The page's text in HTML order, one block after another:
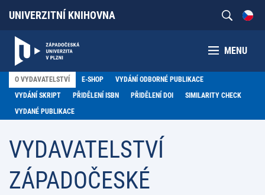
UNIVERZITNÍ KNIHOVNA
MENU
O VYDAVATELSTVÍ E-SHOP
VYDÁNÍ ODBORNÉ PUBLIKACE
VYDÁNÍ SKRIPT
PŘIDĚLENÍ ISBN PŘIDĚLENÍ DOI
SIMILARITY CHECK
VYDANÉ PUBLIKACE
VYDAVATELSTVÍ
ZÁPADOČESKÉ